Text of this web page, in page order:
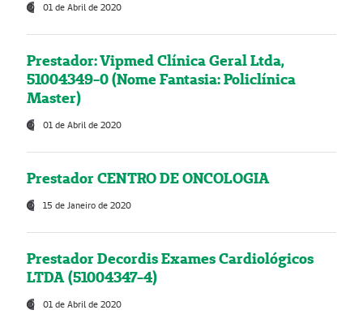
01 de Abril de 2020
Prestador: Vipmed Clínica Geral Ltda,
51004349-0 (Nome Fantasia: Policlínica
Master)
01 de Abril de 2020
Prestador CENTRO DE ONCOLOGIA
15 de Janeiro de 2020
Prestador Decordis Exames Cardiológicos
LTDA (51004347-4)
01 de Abril de 2020